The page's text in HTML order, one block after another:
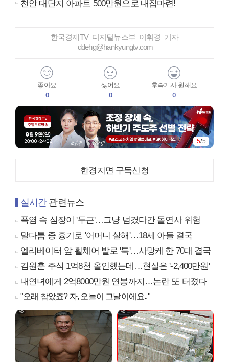
천안 대단지 아파트 500만원으로 내집마련!
한국경제TV 디지털뉴스부 이휘경 기자
ddehg@hankyungtv.com
좋아요
0
싫어요
0
후속기사 원해요
0
5/5
한경지면 구독신청
실시간관련뉴스
폭염 속 심장이 '두근'…그냥 넘겼다간 돌연사 위험
말다툼 중 흉기로 '어머니 살해'…18세 아들 결국
엘리베이터 앞 휠체어 발로 '툭'…사망케 한 70대 결국
김원훈 주식 1억8천 올인했는데…현실은 '-2,400만원'
내연녀에게 2억8000만원 연봉까지…논란 또 터졌다
"오래 참았죠? 자, 오늘이 그날이에요.."